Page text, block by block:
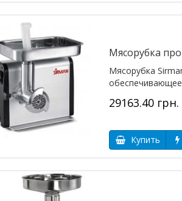
Мясорубка
Мясорубка
обеспечивающее
29163.40 грн.
Купить